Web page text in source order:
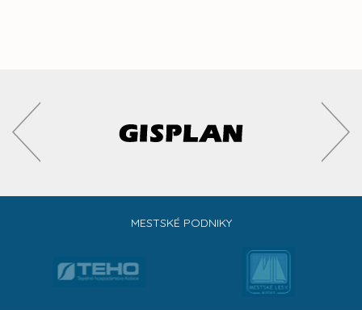
MESTSKÉ PODNIKY